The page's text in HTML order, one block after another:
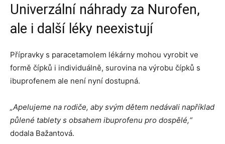
Univerzální náhrady za Nurofen,
ale i další léky neexistují
Přípravky s paracetamolem lékárny mohou vyrobit ve
formě čípků i individuálně, surovina na výrobu čípků s
ibuprofenem ale není nyní dostupná.
„Apelujeme na rodiče, aby svým dětem nedávali například
půlené tablety s obsahem ibuprofenu pro dospělé,“
dodala Bažantová.